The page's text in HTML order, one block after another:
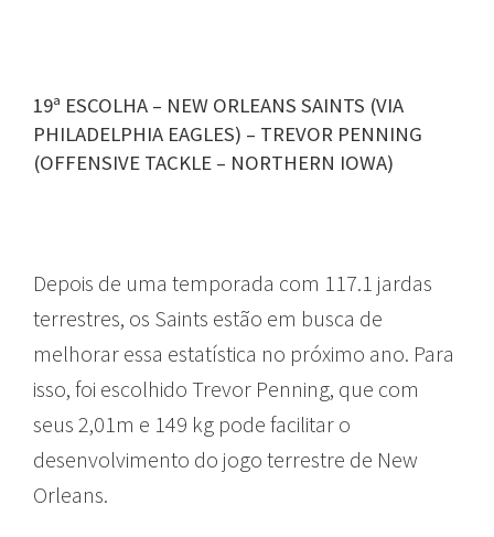
19ª ESCOLHA – NEW ORLEANS SAINTS (VIA
PHILADELPHIA EAGLES) – TREVOR PENNING
(OFFENSIVE TACKLE – NORTHERN IOWA)
Depois de uma temporada com 117.1 jardas
terrestres, os Saints estão em busca de
melhorar essa estatística no próximo ano. Para
isso, foi escolhido Trevor Penning, que com
seus 2,01m e 149 kg pode facilitar o
desenvolvimento do jogo terrestre de New
Orleans.